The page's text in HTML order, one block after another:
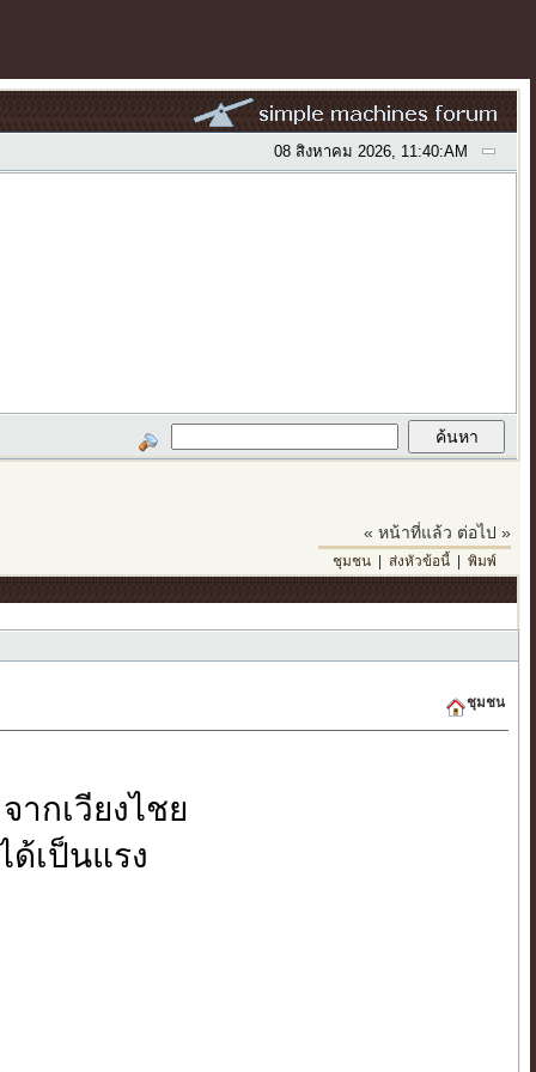
08 สิงหาคม 2026, 11:40:AM
« หน้าที่แล้ว ต่อไป »
ชุมชน| ส่งหัวข้อนี้| พิมพ์
ชุมชน
กเวียงไชย
ด้เป็นแรง